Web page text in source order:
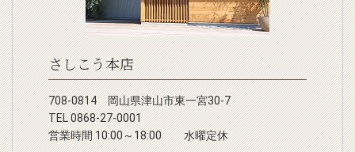
さしこう本店
708-0814 岡山県津山市東一宮30-7
TEL 0868-27-0001
営業時間 10:00～18:00 水曜定休